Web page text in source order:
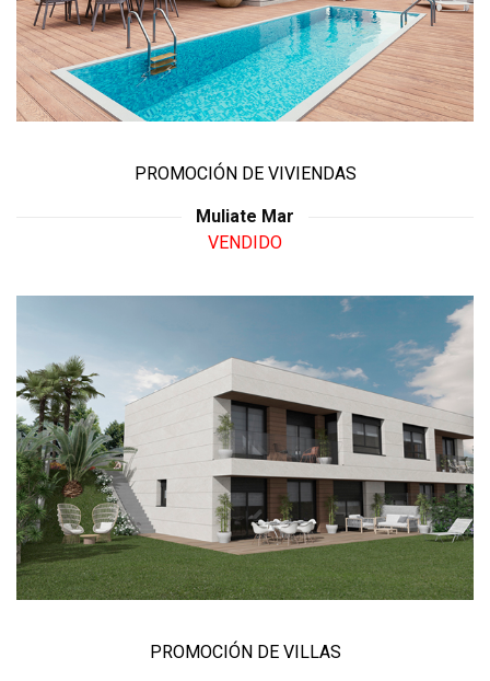
PROMOCIÓN DE VIVIENDAS
Muliate Mar
VENDIDO
PROMOCIÓN DE VILLAS